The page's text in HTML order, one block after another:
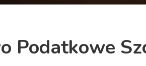
Podatkowe